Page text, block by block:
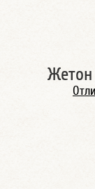
Жетон